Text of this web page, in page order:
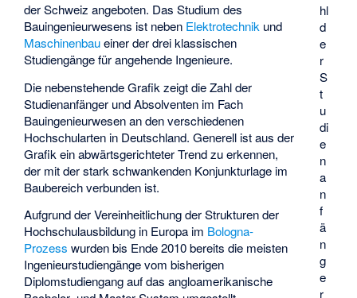
hl
d
e
r
S
t
u
di
e
n
a
n
f
ä
n
g
e
r
der Schweiz angeboten. Das Studium des
Bauingenieurwesens ist neben Elektrotechnik und
Maschinenbaueiner der drei klassischen
Studiengänge für angehende Ingenieure.
Die nebenstehende Grafik zeigt die Zahl der
Studienanfänger und Absolventen im Fach
Bauingenieurwesen an den verschiedenen
Hochschularten in Deutschland. Generell ist aus der
Grafik ein abwärtsgerichteter Trend zu erkennen,
der mit der stark schwankenden Konjunkturlage im
Baubereich verbunden ist.
Aufgrund der Vereinheitlichung der Strukturen der
Hochschulausbildung in Europa im Bologna-
Prozess wurden bis Ende 2010 bereits die meisten
Ingenieurstudiengänge vom bisherigen
Diplomstudiengang auf das angloamerikanische